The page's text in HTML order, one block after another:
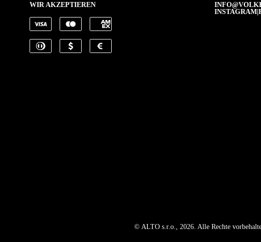
WIR AKZEPTIEREN
INSTAGRAM|
© ALTO s.r.o., 2026. Alle Rechte